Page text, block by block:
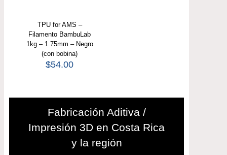
TPU for AMS –
Filamento BambuLab
1kg – 1.75mm – Negro
(con bobina)
$54.00
Fabricación Aditiva /
Impresión 3D en Costa Rica
y la región